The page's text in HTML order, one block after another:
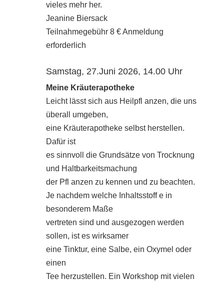
vieles mehr her.
Jeanine Biersack
Teilnahmegebühr 8 € Anmeldung
erforderlich
Samstag, 27.Juni 2026, 14.00 Uhr
Meine Kräuterapotheke
Leicht lässt sich aus Heilpfl anzen, die uns
überall umgeben,
eine Kräuterapotheke selbst herstellen.
Dafür ist
es sinnvoll die Grundsätze von Trocknung
und Haltbarkeitsmachung
der Pfl anzen zu kennen und zu beachten.
Je nachdem welche Inhaltsstoff e in
besonderem Maße
vertreten sind und ausgezogen werden
sollen, ist es wirksamer
eine Tinktur, eine Salbe, ein Oxymel oder
einen
Tee herzustellen. Ein Workshop mit vielen